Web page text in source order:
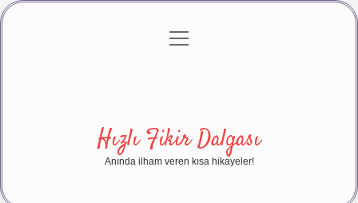
Gizlilik Politikası
menüyü
Hızlı Fikir Dalgası
Anında ilham veren kısa hikayeler!